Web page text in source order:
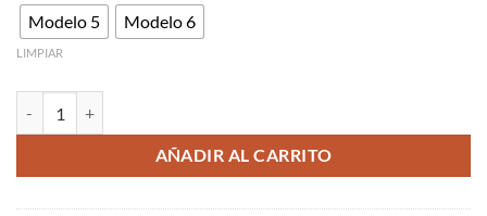
Modelo 5
Modelo 6
LIMPIAR
AÑADIR AL CARRITO